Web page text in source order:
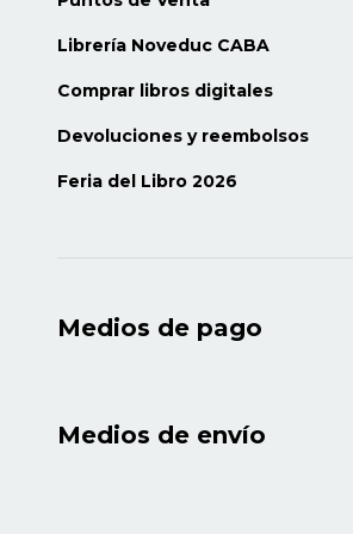
procesos, prácticas
caracterización
aproximación
concebir las
caracterizan por su
miradas analíticas
individuales y los
nuevas prácticas y
laboral? ¿Qué
pares? De acuerdo
esferas, ¿pueden
reconstrucción de
Librería Noveduc CABA
Comprar libros digitales
Devoluciones y reembolsos
Feria del Libro 2026
Medios de pago
Medios de envío